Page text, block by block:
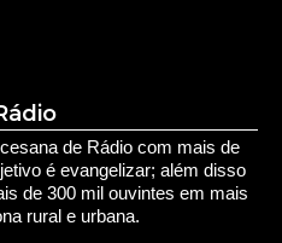
Pessoal